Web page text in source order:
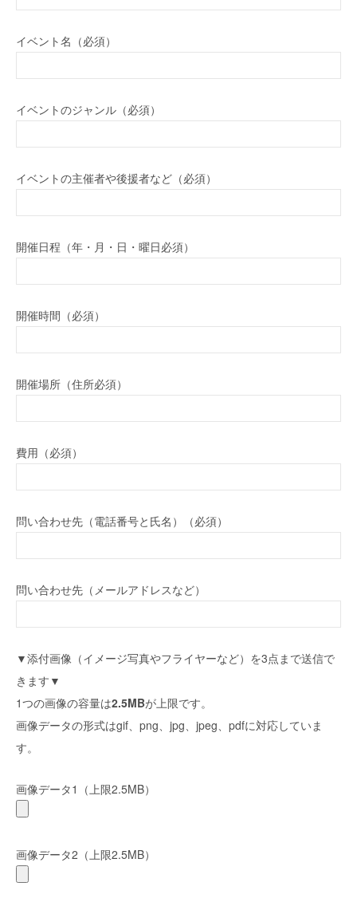
イベント名（必須）
イベントのジャンル（必須）
イベントの主催者や後援者など（必須）
開催日程（年・月・日・曜日必須）
開催時間（必須）
開催場所（住所必須）
費用（必須）
問い合わせ先（電話番号と氏名）（必須）
問い合わせ先（メールアドレスなど）
▼添付画像（イメージ写真やフライヤーなど）を3点まで送信で
きます▼
1つの画像の容量は2.5MBが上限です。
画像データの形式はgif、png、jpg、jpeg、pdfに対応していま
す。
画像データ1（上限2.5MB）
画像データ2（上限2.5MB）